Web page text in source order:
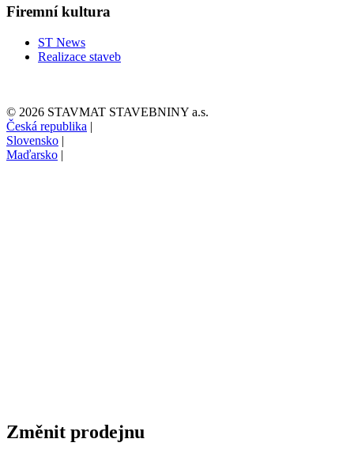
Firemní kultura
ST News
Realizace staveb
© 2026 STAVMAT STAVEBNINY a.s.
Česká republika |
Slovensko |
Maďarsko |
Změnit prodejnu